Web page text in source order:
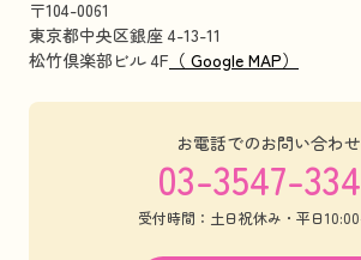
〒104-0061
東京都中央区銀座 4-13-11
松竹倶楽部ビル 4F （ Google MAP）
お電話でのお問い合わせ
03-3547-
受付時間：土日祝休み・平日